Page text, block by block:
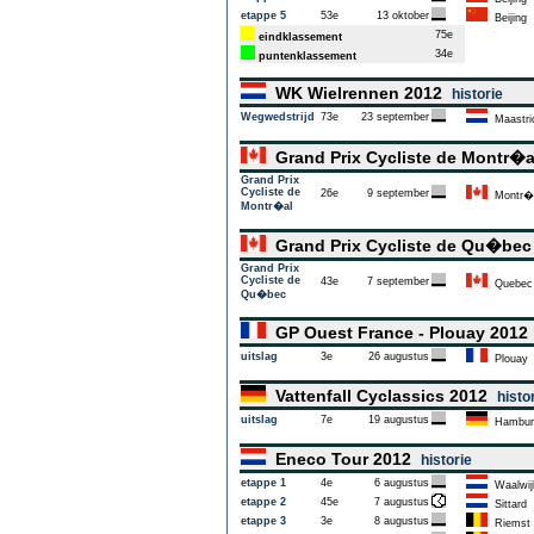
etappe 5
53e 13 oktober
Beijing
eindklassement
75e
puntenklassement
34e
WK Wielrennen 2012 historie
Wegwedstrijd 73e 23 september
Grand Prix Cycliste de
Grand Prix
Cycliste de
Montr�al
26e 9 september
Grand Prix Cycliste de
Grand Prix
Cycliste de
Qu�bec
43e 7 september Quebec
GP Ouest France - Plouay
uitslag 3e 26 augustus Plouay
Vattenfall Cyclassics 2012
uitslag 7e 19 augustus
Eneco Tour 2012 historie
etappe 1 4e 6 augustus
etappe 2
45e 7 augustus
Sittard
etappe 3
3e 8 augustus
Riemst